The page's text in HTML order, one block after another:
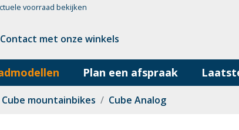
voorraad bekijken
Contact met onze winkels
Plan een afspraak
Cube mountainbikes Cube Analog